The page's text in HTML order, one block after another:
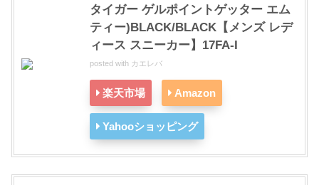
タイガー ゲルポイントゲッター エム
ティー)BLACK/BLACK【メンズ レデ
ィース スニーカー】17FA-I
posted with カエレバ
楽天市場 Amazon
Yahooショッピング